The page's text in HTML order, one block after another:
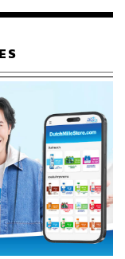
สบการณ์จริงจาก